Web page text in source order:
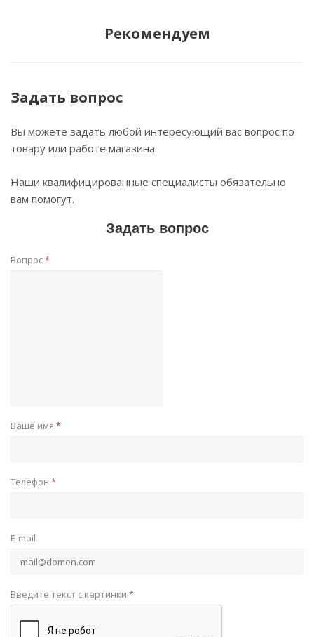
Рекомендуем
Задать вопрос
Вы можете задать любой интересующий вас вопрос по
товару или работе магазина.
Наши квалифицированные специалисты обязательно
вам помогут.
Задать вопрос
Вопрос*
Ваше имя *
Телефон *
E-mail
Введите текст с картинки *